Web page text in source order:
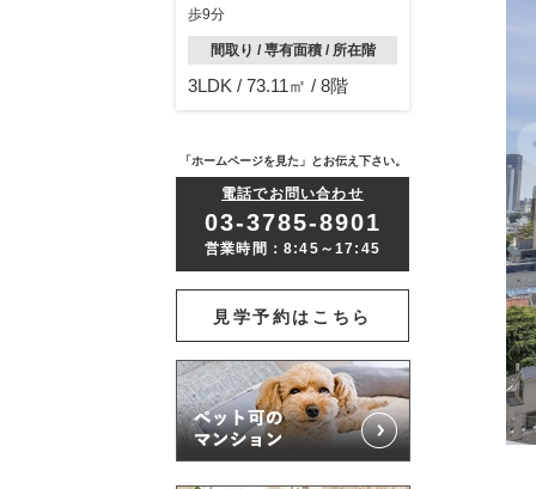
歩9分
間取り / 専有面積 / 所在階
3LDK / 73.11㎡ / 8階
「ホームページを見た」とお伝え下さい。
電話でお問い合わせ
03-3785-8901
営業時間：8:45～17:45
見学予約はこちら